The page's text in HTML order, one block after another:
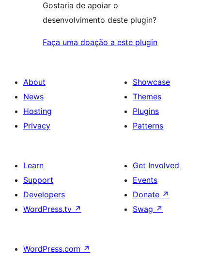
Gostaria de apoiar o
desenvolvimento deste plugin?
Faça uma doação a este plugin
About
News
Hosting
Privacy
Showcase
Themes
Plugins
Patterns
Learn
Support
Developers
WordPress.tv ↗
Get Involved
Events
Donate ↗
Swag ↗
WordPress.com ↗